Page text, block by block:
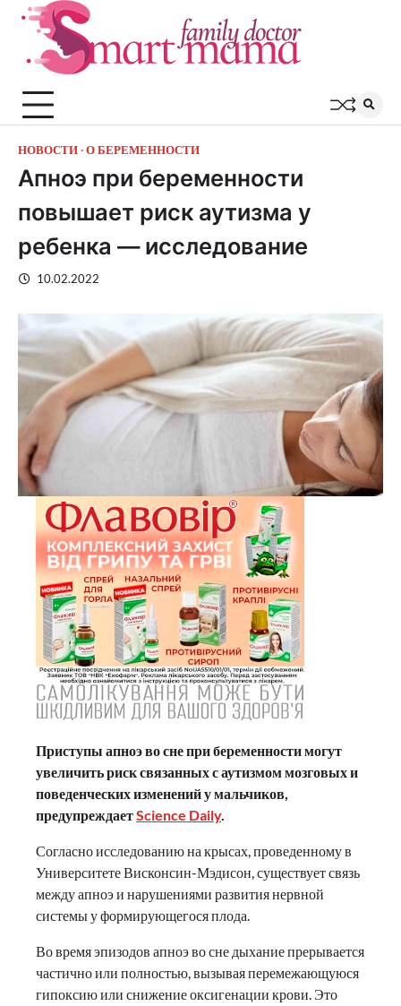
Перейти
содержимому
НОВОСТИ О БЕРЕМЕННОСТИ
Апноэ при беременности
повышает риск аутизма у
ребенка — исследование
10.02.2022
Приступы апноэ во сне при беременности могут
увеличить риск связанных с аутизмом мозговых и
поведенческих изменений у мальчиков,
предупреждаетScience Daily.
Согласно исследованию на крысах, проведенному в
Университете Висконсин-Мэдисон, существует связь
между апноэ и нарушениями развития нервной
системы у формирующегося плода.
Во время эпизодов апноэ во сне дыхание прерывается
частично или полностью, вызывая перемежающуюся
гипоксию или снижение оксигенации крови. Это